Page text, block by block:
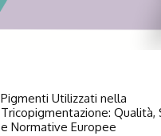
Pigmenti Utilizzati nella
Tricopigmentazione: Qualità,
e Normative Europee